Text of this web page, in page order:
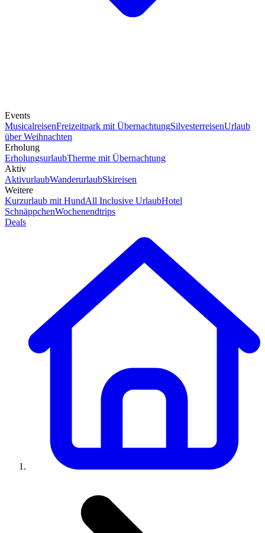
Events
MusicalreisenFreizeitpark mit ÜbernachtungSilvesterreisenUrlaub
über Weihnachten
Erholung
ErholungsurlaubTherme mit Übernachtung
Aktiv
AktivurlaubWanderurlaubSkireisen
Weitere
Kurzurlaub mit HundAll Inclusive UrlaubHotel
SchnäppchenWochenendtrips
Deals